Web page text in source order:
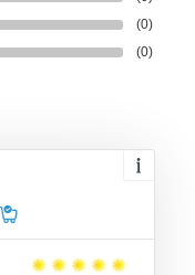
(0)
(0)